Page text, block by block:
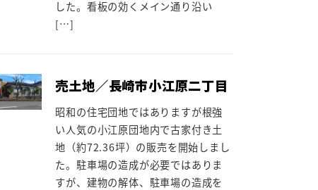
した。看板の効くメイン通り沿い
[…]
売土地／長崎市小江原二丁目
昭和の住宅団地ではありますが根強
い人気の小江原団地内で古家付き土
地（約72.36坪）の販売を開始しまし
た。駐車場の造成が必要ではありま
すが、建物の解体、駐車場の造成を